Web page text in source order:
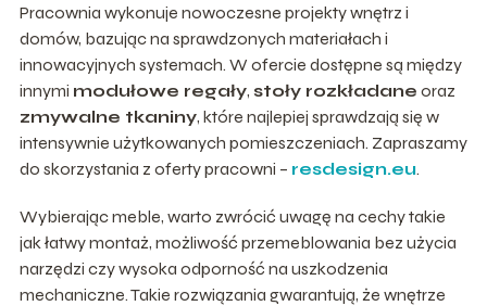
Pracownia wykonuje nowoczesne projekty wnętrz i
domów, bazując na sprawdzonych materiałach i
innowacyjnych systemach. W ofercie dostępne są między
innymi modułowe regały, stoły rozkładane oraz
zmywalne tkaniny, które najlepiej sprawdzają się w
intensywnie użytkowanych pomieszczeniach. Zapraszamy
do skorzystania z oferty pracowni – resdesign.eu.
Wybierając meble, warto zwrócić uwagę na cechy takie
jak łatwy montaż, możliwość przemeblowania bez użycia
narzędzi czy wysoka odporność na uszkodzenia
mechaniczne. Takie rozwiązania gwarantują, że wnętrze